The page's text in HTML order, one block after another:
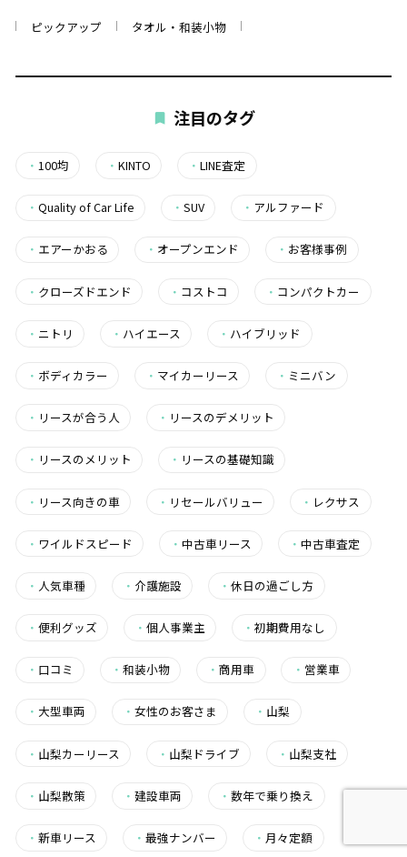
ピックアップ タオル・和装小物
注目のタグ
・ 100均 ・KINTO ・LINE査定
・ Quality of Car Life ・SUV ・ アルファード
・ エアーかおる ・ オープンエンド ・ お客様事例
・ クローズドエンド ・ コストコ ・ コンパクトカー
・ ニトリ ・ ハイエース ・ ハイブリッド
・ ボディカラー ・ マイカーリース ・ ミニバン
・ リースが合う人 ・ リースのデメリット
・ リースのメリット ・ リースの基礎知識
・ リース向きの車 ・ リセールバリュー ・ レクサス
・ ワイルドスピード ・中古車リース ・中古車査定
・ 人気車種 ・ 介護施設 ・休日の過ごし方
・ 便利グッズ ・個人事業主 ・初期費用なし
・ 口コミ ・和装小物 ・商用車 ・ 営業車
・ 大型車両 ・女性のお客さま ・ 山梨
・ 山梨カーリース ・ 山梨ドライブ ・ 山梨支社
・ 山梨散策 ・建設車両 ・数年で乗り換え
・ 新車リース ・最強ナンバー ・ 月々定額